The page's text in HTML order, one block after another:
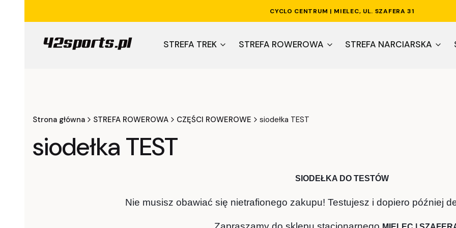
CYCLO CENTRUM | MIELEC, UL. SZAFERA 31
STREFA TREK STREFA ROWEROWA STREFA NARCIARSKA
Strona główna STREFA ROWEROWA CZĘŚCI ROWEROWE siodełka TEST
siodełka TEST
SIODEŁKA DO TESTÓW
Nie musisz obawiać się nietrafionego zakupu! Testujesz i dopiero później